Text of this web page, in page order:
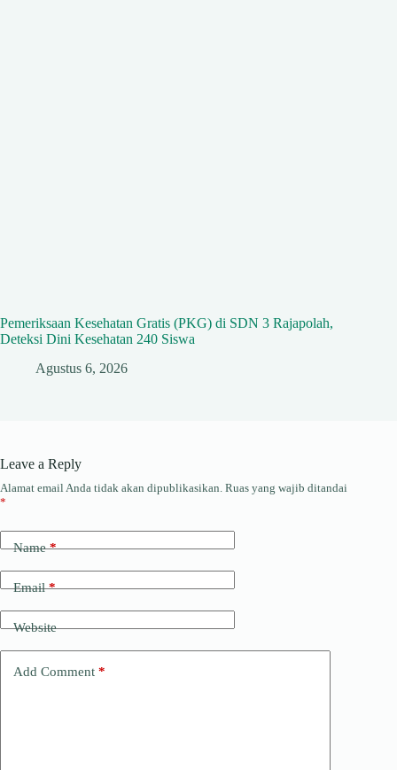
Pemeriksaan Kesehatan Gratis (PKG) di SDN 3 Rajapolah,
Deteksi Dini Kesehatan 240 Siswa
Agustus 6, 2026
Leave a Reply
Alamat email Anda tidak akan dipublikasikan. Ruas yang wajib ditandai
*
Name*
Email*
Website
Add Comment *